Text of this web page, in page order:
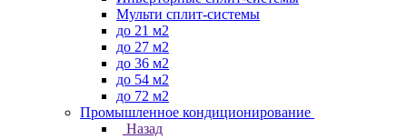
Мульти сплит-системы
до 21 м2
до 27 м2
до 36 м2
до 54 м2
до 72 м2
Промышленное кондиционирование
Назад